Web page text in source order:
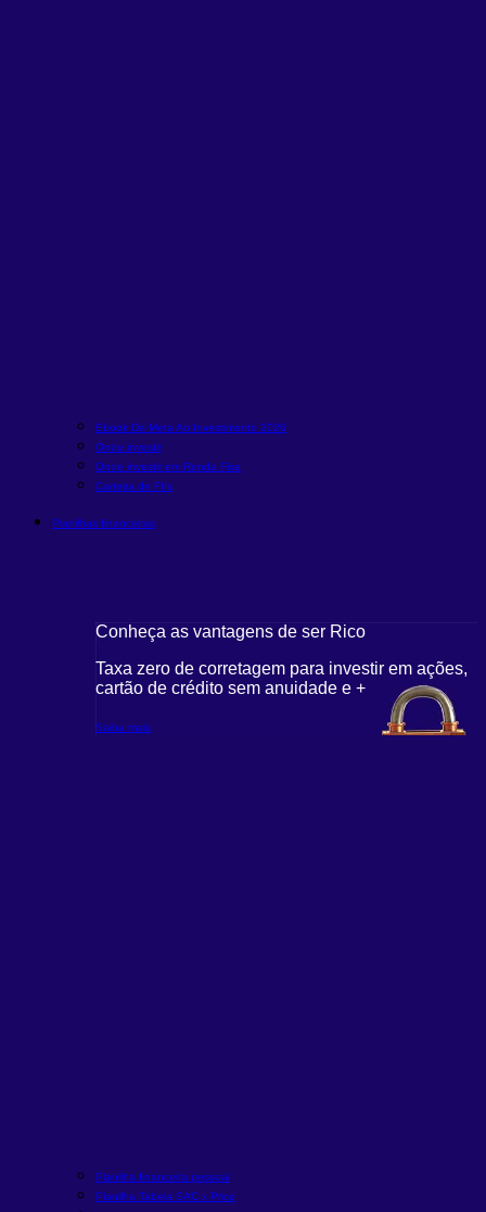
Ebook Da Meta Ao Investimento 2026
Onde investir
Onde investir em Renda Fixa
Carteira de FIIs
Planilhas financeiras
Conheça as vantagens de ser Rico
Taxa zero de corretagem para investir em ações,
cartão de crédito sem anuidade e +
Saiba mais
Planilha financeira pessoal
Planilha Tabela SAC x Price